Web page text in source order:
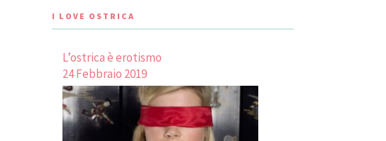
I LOVE OSTRICA
L’ostrica è erotismo
24 Febbraio 2019